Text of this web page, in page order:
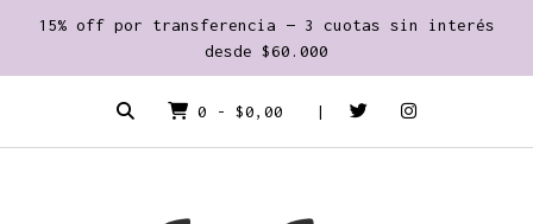
15% off por transferencia — 3 cuotas sin interés
desde $60.000
0 - $0,00